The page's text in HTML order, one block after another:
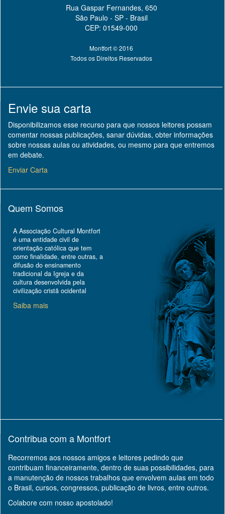
Rua Gaspar Fernandes, 650
São Paulo - SP - Brasil
CEP: 01549-000
Montfort © 2016
Todos os Direitos Reservados
Envie sua carta
Disponibilizamos esse recurso para que nossos leitores possam
comentar nossas publicações, sanar dúvidas, obter informações
sobre nossas aulas ou atividades, ou mesmo para que entremos
em debate.
Enviar Carta
Quem Somos
A Associação Cultural Montfort
é uma entidade civil de
orientação católica que tem
como finalidade, entre outras, a
difusão do ensinamento
tradicional da Igreja e da
cultura desenvolvida pela
civilização cristã ocidental
Saiba mais
Contribua com a Montfort
Recorremos aos nossos amigos e leitores pedindo que
contribuam financeiramente, dentro de suas possibilidades, para
a manutenção de nossos trabalhos que envolvem aulas em todo
o Brasil, cursos, congressos, publicação de livros, entre outros.
Colabore com nosso apostolado!